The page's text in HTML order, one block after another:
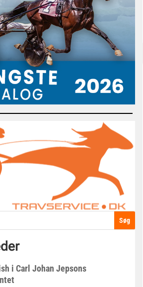
i Carl Johan Jepsons